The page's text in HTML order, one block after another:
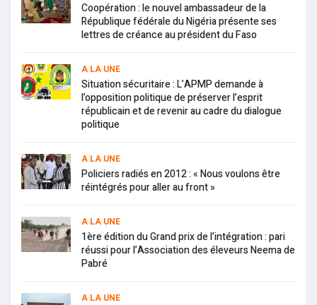
Coopération : le nouvel ambassadeur de la
République fédérale du Nigéria présente ses
lettres de créance au président du Faso
A LA UNE
Situation sécuritaire : L’APMP demande à
l’opposition politique de préserver l’esprit
républicain et de revenir au cadre du dialogue
politique
A LA UNE
Policiers radiés en 2012 : « Nous voulons être
réintégrés pour aller au front »
A LA UNE
1ère édition du Grand prix de l’intégration : pari
réussi pour l’Association des éleveurs Neema de
Pabré
A LA UNE